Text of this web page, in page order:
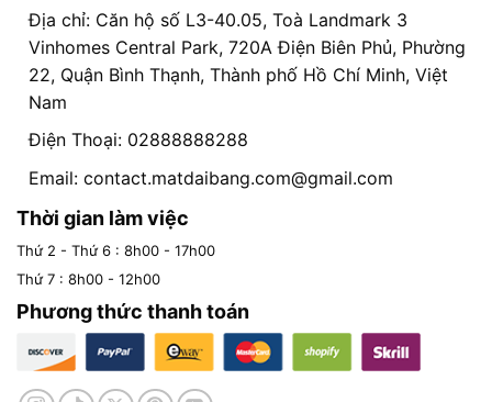
Địa chỉ: Căn hộ số L3-40.05, Toà Landmark 3
Vinhomes Central Park, 720A Điện Biên Phủ, Phường
22, Quận Bình Thạnh, Thành phố Hồ Chí Minh, Việt
Nam
Điện Thoại: 02888888288
Email: contact.matdaibang.com@gmail.com
Thời gian làm việc
Thứ 2 - Thứ 6 : 8h00 - 17h00
Thứ 7 : 8h00 - 12h00
Phương thức thanh toán